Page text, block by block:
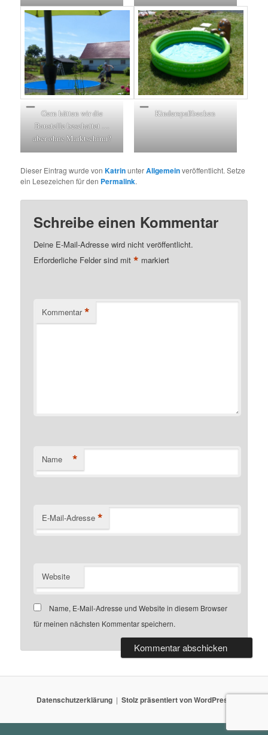
Gern hätten wir die
Baustelle beschattet …
aber ohne Marktschirm?
Kinderspaßbecken
Dieser Eintrag wurde vonKatrinunterAllgemeinveröffentlicht. Setze
ein Lesezeichen für den Permalink.
Schreibe einen Kommentar
Deine E-Mail-Adresse wird nicht veröffentlicht.
Erforderliche Felder sind mit* markiert
Kommentar *
Name *
E-Mail-Adresse *
Website
Name, E-Mail-Adresse und Website in diesem Browser
für meinen nächsten Kommentar speichern.
Datenschutzerklärung Stolz präsentiert von WordPress